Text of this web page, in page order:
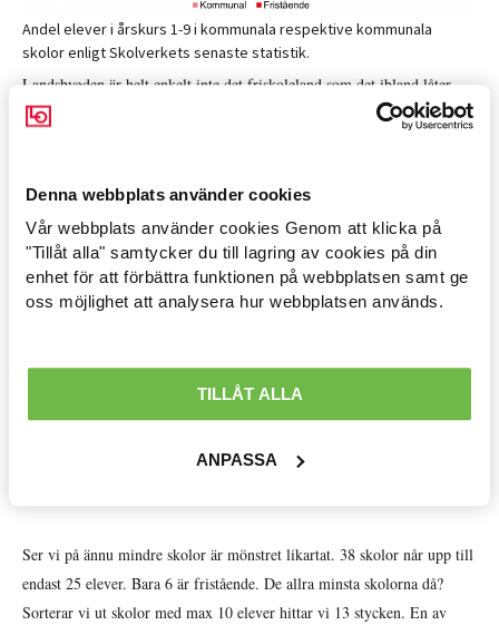
Denna webbplats använder cookies
Vår webbplats använder cookies Genom att klicka på
"Tillåt alla" samtycker du till lagring av cookies på din
enhet för att förbättra funktionen på webbplatsen samt ge
oss möjlighet att analysera hur webbplatsen används.
TILLÅT ALLA
ANPASSA
Arbetsmarknad »
Avtal löner & arbetsrätt »
Internationellt »
Välfärd »
Andel elever i årskurs 1-9 i kommunala respektive kommunala
skolor enligt Skolverkets senaste statistik.
Landsbygden är helt enkelt inte det friskoleland som det ibland låter
som.
skola eller till och med en byskola är ännu svårare att definiera. Jag får
helt enkelt gå på elevantal. De flesta tycker nog att en skola med 50
elever är liten. Då kan man ha till exempel två åldersblandade klasser,
en för åk 1-3 och en för åk 4-6. Ännu mindre vore en skola med bara
max 25 elever. Kanske är det den storleken som passar in i bilden av
I de 56 landsbygdskommunerna finns totalt 440 grundskolor. Av dessa
femte skola är så liten. Dock är endast 13 av dessa 92 små skolor
Ser vi på ännu mindre skolor är mönstret likartat. 38 skolor når upp till
endast 25 elever. Bara 6 är fristående. De allra minsta skolorna då?
Sorterar vi ut skolor med max 10 elever hittar vi 13 stycken. En av